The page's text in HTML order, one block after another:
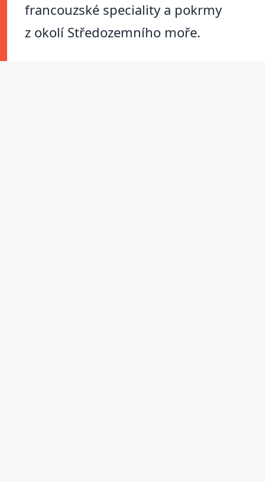
francouzské speciality a pokrmy
z okolí Středozemního moře.